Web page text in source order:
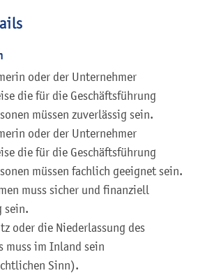
oder der Unternehmer
die für die Geschäftsführung
müssen zuverlässig sein.
oder der Unternehmer
die für die Geschäftsführung
müssen fachlich geeignet sein.
muss sicher und finanziell
sein.
oder die Niederlassung des
muss im Inland sein
Sinn).